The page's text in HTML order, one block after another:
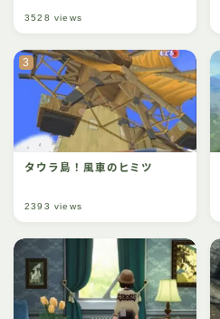
3528 views
タウラ島！風車のヒミツ
2393 views